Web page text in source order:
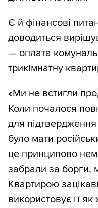
Є й фінансові
доводиться
— оплата
трикімнатну
«Ми не встигли
Коли почалося
для
було мати
це принципово
забрали за борги,
Квартирою
використовує її